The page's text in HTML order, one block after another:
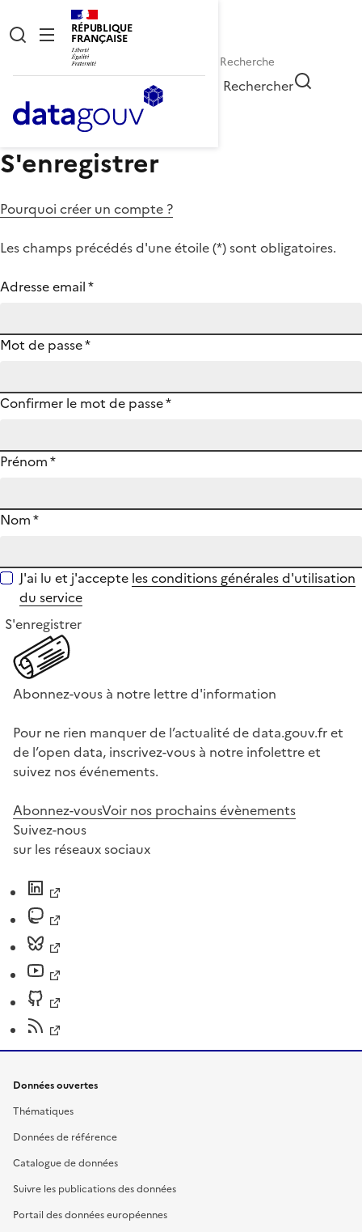
RÉPUBLIQUE
FRANÇAISE
Rechercher
S'enregistrer
Pourquoi créer un compte ?
Les champs précédés d'une étoile (*) sont obligatoires.
Adresse email*
Mot de passe*
Confirmer le mot de passe*
Prénom*
Nom*
J'ai lu et j'accepte les conditions générales d'utilisation
du service
S'enregistrer
Abonnez-vous à notre lettre d'information
Pour ne rien manquer de l’actualité de data.gouv.fr et
de l’open data, inscrivez-vous à notre infolettre et
suivez nos événements.
Abonnez-vousVoir nos prochains évènements
Suivez-nous
sur les réseaux sociaux
Données ouvertes
Thématiques
Données de référence
Catalogue de données
Suivre les publications des données
Portail des données européennes